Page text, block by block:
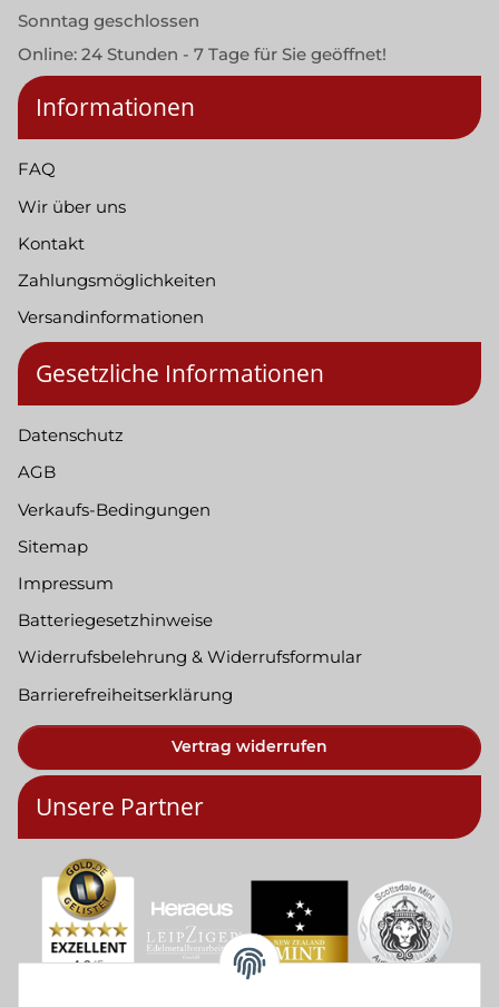
Sonntag geschlossen
Online: 24 Stunden - 7 Tage für Sie geöffnet!
Informationen
FAQ
Wir über uns
Kontakt
Zahlungsmöglichkeiten
Versandinformationen
Gesetzliche Informationen
Datenschutz
AGB
Verkaufs-Bedingungen
Sitemap
Impressum
Batteriegesetzhinweise
Widerrufsbelehrung & Widerrufsformular
Barrierefreiheitserklärung
Vertrag widerrufen
Unsere Partner